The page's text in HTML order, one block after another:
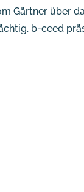
Gärtner über
b-ceed